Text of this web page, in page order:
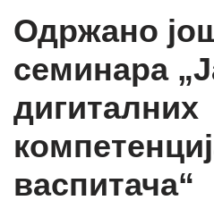
Одржано
семинара
дигиталних
васпитача“